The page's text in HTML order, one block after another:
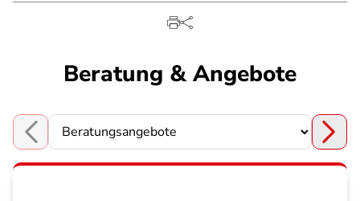
Beratung & Angebote
Choose a section